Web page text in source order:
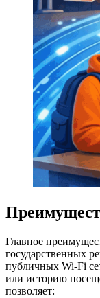
Главное
государственных
публичных Wi-Fi
или историю
позволяет: